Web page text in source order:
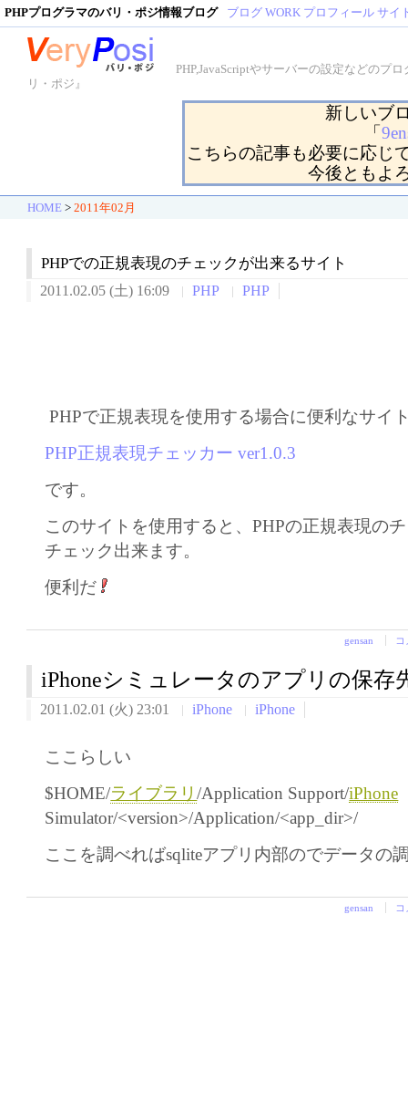
PHPプログラマのバリ・ポジ情報ブログ ブログ WORK プロフィール サイ
PHP,JavaScriptやサーバーの設定などのプ
リ・ポジ』
新しいブ
「
こちらの記事も必要に応じ
今後ともよ
HOME > 2011年02月
PHPでの正規表現のチェックが出来るサイト
2011.02.05 (土) 16:09 PHP PHP
PHPで正規表現を使用する場合に便利なサイ
PHP正規表現チェッカー ver1.0.3
です。
このサイトを使用すると、PHPの正規表現の
チェック出来ます。
便利だ
gensan
iPhoneシミュレータのアプリの保存
2011.02.01 (火) 23:01 iPhone iPhone
ここらしい
$HOME/ライブラリ/Application Support/iPhone
Simulator/<version>/Application/<app_dir>/
ここを調べればsqliteアプリ内部のでデータの
gensan